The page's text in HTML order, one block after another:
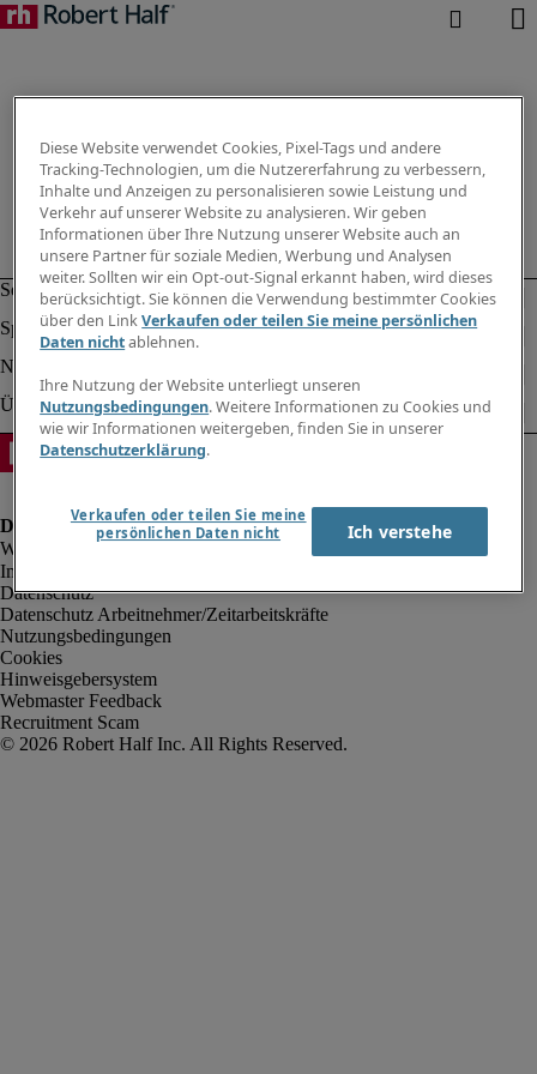
Impressum
Datenschutz
Datenschutz Arbeitnehmer/Zeitarbeitskräfte
Nutzungsbedingungen
Cookies
Hinweisgebersystem
Webmaster Feedback
Recruitment Scam
Diese Website verwendet Cookies, Pixel-Tags und andere
Tracking-Technologien, um die Nutzererfahrung zu verbessern,
Inhalte und Anzeigen zu personalisieren sowie Leistung und
Verkehr auf unserer Website zu analysieren. Wir geben
Informationen über Ihre Nutzung unserer Website auch an
unsere Partner für soziale Medien, Werbung und Analysen
weiter. Sollten wir ein Opt-out-Signal erkannt haben, wird dieses
berücksichtigt. Sie können die Verwendung bestimmter Cookies
über den LinkVerkaufen oder teilen Sie meine persönlichen
Daten nichtablehnen.
Ihre Nutzung der Website unterliegt unseren
Nutzungsbedingungen. Weitere Informationen zu Cookies und
wie wir Informationen weitergeben, finden Sie in unserer
Datenschutzerklärung.
Verkaufen oder teilen Sie meine
persönlichen Daten nicht
Ich verstehe